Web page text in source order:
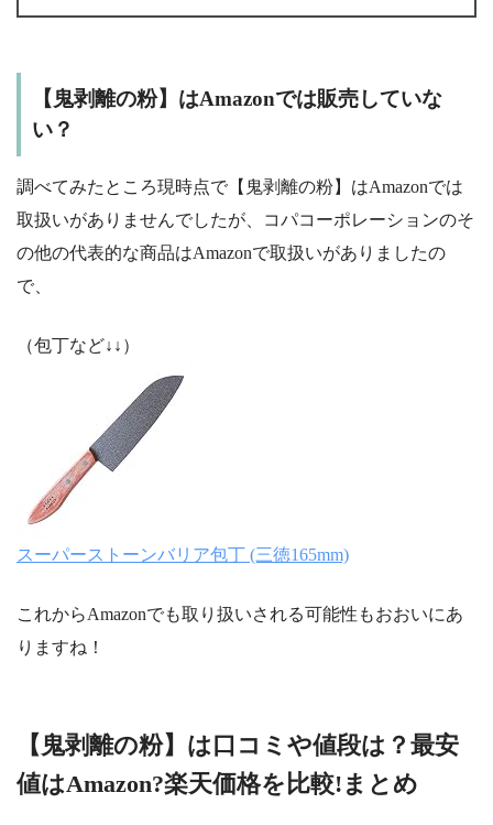
【鬼剥離の粉】はAmazonでは販売していな
い？
調べてみたところ現時点で【鬼剥離の粉】はAmazonでは
取扱いがありませんでしたが、コパコーポレーションのそ
の他の代表的な商品はAmazonで取扱いがありましたの
で、
（包丁など↓↓）
スーパーストーンバリア包丁 (三徳165mm)
これからAmazonでも取り扱いされる可能性もおおいにあ
りますね！
【鬼剥離の粉】は口コミや値段は？最安
値はAmazon?楽天価格を比較!まとめ